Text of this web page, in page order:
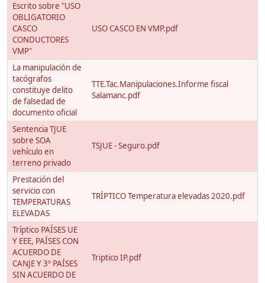
Escrito sobre "USO
OBLIGATORIO
CASCO
CONDUCTORES
VMP"
USO CASCO EN VMP.pdf
La manipulación de
tacógrafos
constituye delito
de falsedad de
documento oficial
TTE.Tac.Manipulaciones.Informe fiscal
Salamanc.pdf
Sentencia TJUE
sobre SOA
vehículo en
terreno privado
TSJUE - Seguro.pdf
Prestación del
servicio con
TEMPERATURAS
ELEVADAS
TRÍPTICO Temperatura elevadas 2020.pdf
Tríptico PAÍSES UE
Y EEE, PAÍSES CON
ACUERDO DE
CANJE Y 3º PAÍSES
SIN ACUERDO DE
Triptico IP.pdf